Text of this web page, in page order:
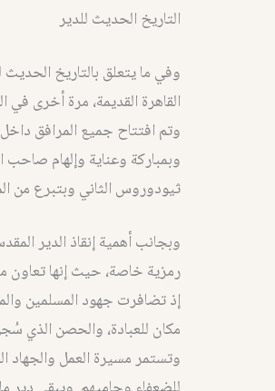
التاريخ الحديث للدير
وفي ما يتعلق بالتاريخ الحديث
وتم افتتاح جميع المرافق
وبمباركة وعناية وإلهام صاحب
ثيودوروس الثاني وبتبرع من
وبجانب أهمية إنقاذ الدير
رمزية خاصة، حيث إنها تعاون
إذ تضافرت جهود المسلمين
مكان للعبادة، والحصن
وتستمر مسيرة العمل